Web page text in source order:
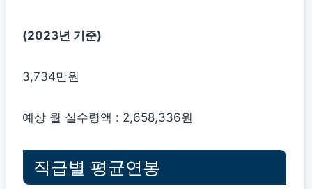
(2023년 기준)
3,734만원
예상 월 실수령액 : 2,658,336원
직급별 평균연봉